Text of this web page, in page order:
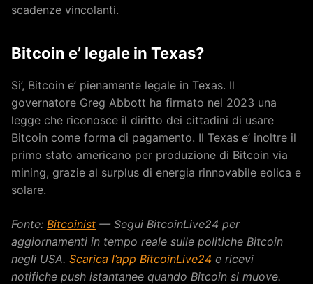
scadenze vincolanti.
Bitcoin e’ legale in Texas?
Si’, Bitcoin e’ pienamente legale in Texas. Il
governatore Greg Abbott ha firmato nel 2023 una
legge che riconosce il diritto dei cittadini di usare
Bitcoin come forma di pagamento. Il Texas e’ inoltre il
primo stato americano per produzione di Bitcoin via
mining, grazie al surplus di energia rinnovabile eolica e
solare.
Fonte: Bitcoinist — Segui BitcoinLive24 per
aggiornamenti in tempo reale sulle politiche Bitcoin
negli USA. Scarica l’app BitcoinLive24 e ricevi
notifiche push istantanee quando Bitcoin si muove.